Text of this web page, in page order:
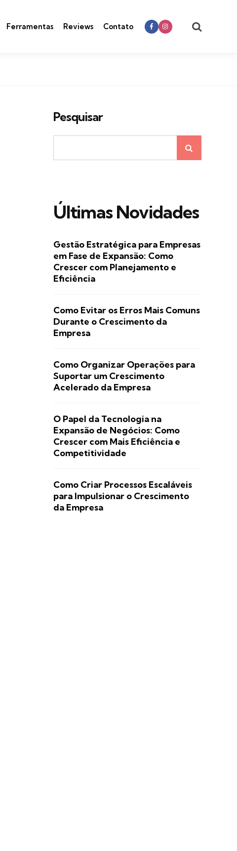
Ferramentas Reviews Contato
Pesquisar
Últimas Novidades
Gestão Estratégica para Empresas
em Fase de Expansão: Como
Crescer com Planejamento e
Eficiência
Como Evitar os Erros Mais Comuns
Durante o Crescimento da
Empresa
Como Organizar Operações para
Suportar um Crescimento
Acelerado da Empresa
O Papel da Tecnologia na
Expansão de Negócios: Como
Crescer com Mais Eficiência e
Competitividade
Como Criar Processos Escaláveis
para Impulsionar o Crescimento
da Empresa